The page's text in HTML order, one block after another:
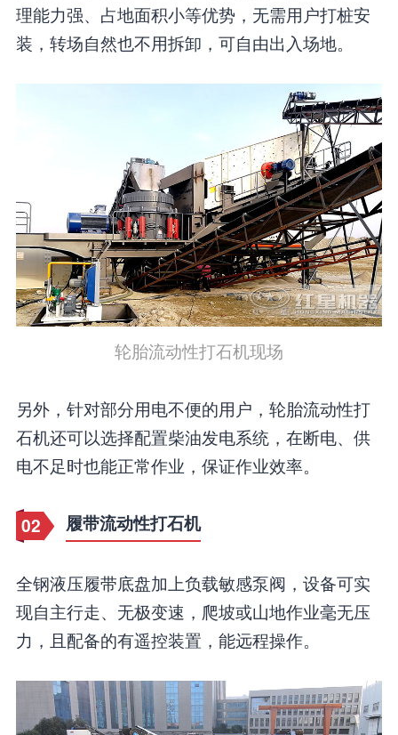
理能力强、占地面积小等优势，无需用户打桩安
装，转场自然也不用拆卸，可自由出入场地。
轮胎流动性打石机现场
另外，针对部分用电不便的用户，轮胎流动性打
石机还可以选择配置柴油发电系统，在断电、供
电不足时也能正常作业，保证作业效率。
02 履带流动性打石机
全钢液压履带底盘加上负载敏感泵阀，设备可实
现自主行走、无极变速，爬坡或山地作业毫无压
力，且配备的有遥控装置，能远程操作。